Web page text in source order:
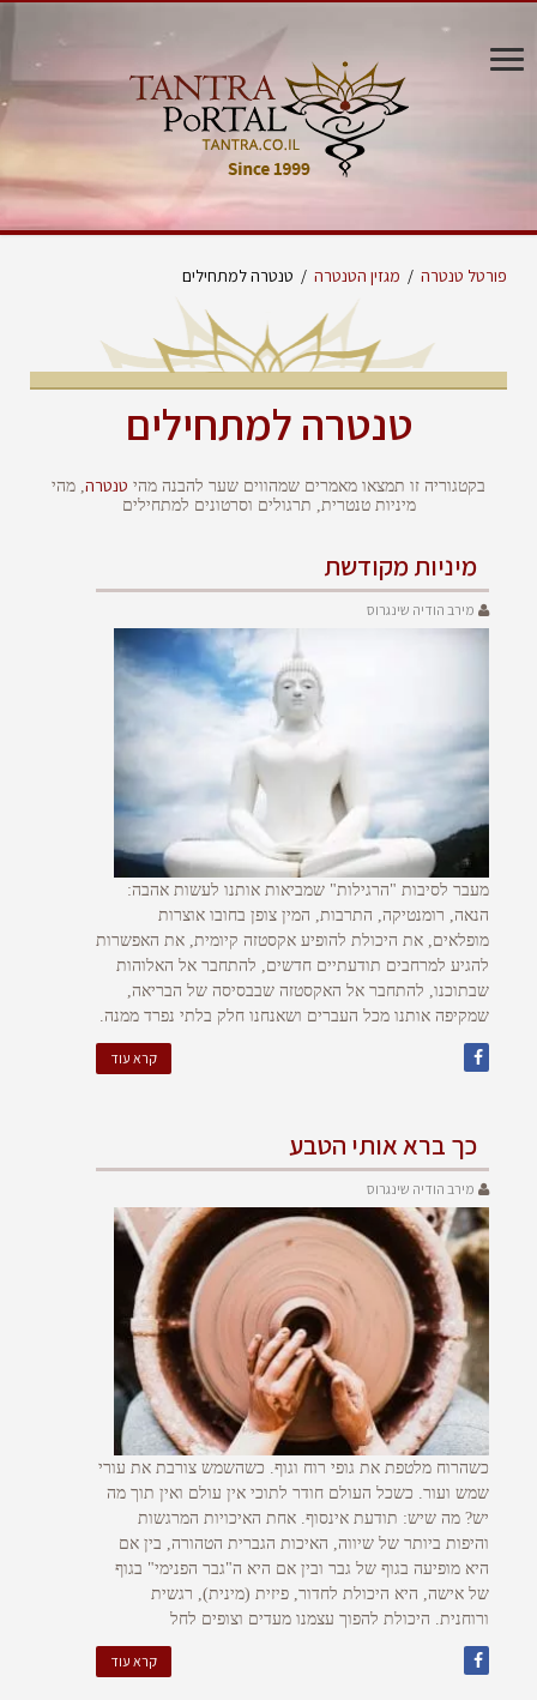
פורטל טנטרה / מגזין הטנטרה / טנטרה למתחילים
טנטרה למתחילים
בקטגוריה זו תמצאו מאמרים שמהווים שער להבנה מהי טנטרה, מהי
מיניות טנטרית, תרגולים וסרטונים למתחילים
מיניות מקודשת
מירב הודיה שינגרוס
מעבר לסיבות "הרגילות" שמביאות אותנו לעשות אהבה:
הנאה, רומנטיקה, התרבות, המין צופן בחובו אוצרות
מופלאים, את היכולת להופיע אקסטזה קיומית, את האפשרות
להגיע למרחבים תודעתיים חדשים, להתחבר אל האלוהות
שבתוכנו, להתחבר אל האקסטזה שבבסיסה של הבריאה,
שמקיפה אותנו מכל העברים ושאנחנו חלק בלתי נפרד ממנה.
קרא עוד
כך ברא אותי הטבע
מירב הודיה שינגרוס
כשהרוח מלטפת את גופי רוח וגוף. כשהשמש צורבת את עורי
שמש ועור. כשכל העולם חודר לתוכי אין עולם ואין תוך מה
יש? מה שיש: תודעת אינסוף. אחת האיכויות המרגשות
והיפות ביותר של שיווה, האיכות הגברית הטהורה, בין אם
היא מופיעה בגוף של גבר ובין אם היא ה"גבר הפנימי" בגוף
של אישה, היא היכולת לחדור, פיזית (מינית), רגשית
ורוחנית. היכולת להפוך עצמנו מעדים וצופים לחל
קרא עוד